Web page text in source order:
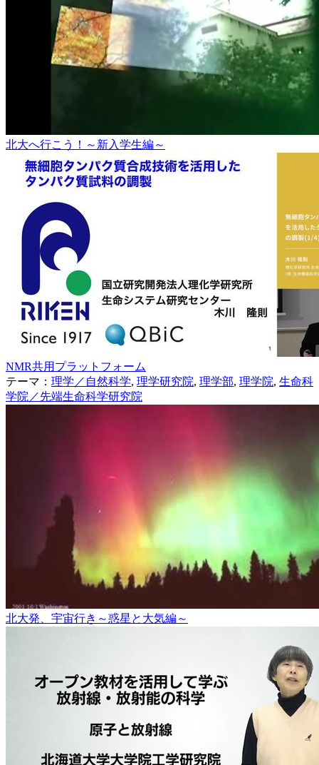
北大へ行こう！～新入学生編～
NMR共用プラットフォーム
テーマ： 理学／自然科学, 理学研究院, 理学部, 理学院, 生命科
学院／先端生命科学研究院
北大発、宇宙行き～惑星と大気編～